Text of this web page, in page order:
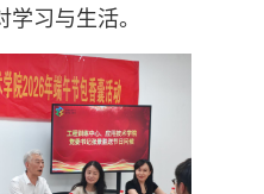
习与生活。